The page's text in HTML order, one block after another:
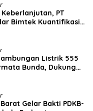
PT
Bimtek Kuantifikasi
Listrik 555
Bunda, Dukung
Gelar Bakti PDKB-